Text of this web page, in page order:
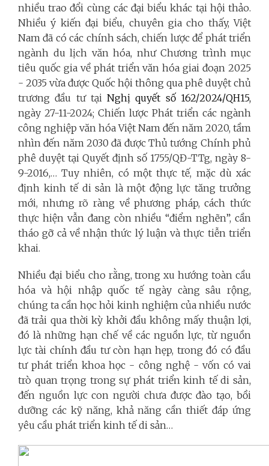
nhiều trao đổi cùng các đại biểu khác tại hội thảo.
Nhiều ý kiến đại biểu, chuyên gia cho thấy, Việt
Nam đã có các chính sách, chiến lược để phát triển
ngành du lịch văn hóa, như Chương trình mục
tiêu quốc gia về phát triển văn hóa giai đoạn 2025
- 2035 vừa được Quốc hội thông qua phê duyệt chủ
trương đầu tư tạiNghị quyết số 162/2024/QH15,
ngày 27-11-2024; Chiến lược Phát triển các ngành
công nghiệp văn hóa Việt Nam đến năm 2020, tầm
nhìn đến năm 2030 đã được Thủ tướng Chính phủ
phê duyệt tại Quyết định số 1755/QĐ-TTg, ngày 8-
9-2016,… Tuy nhiên, có một thực tế, mặc dù xác
định kinh tế di sản là một động lực tăng trưởng
mới, nhưng rõ ràng về phương pháp, cách thức
thực hiện vẫn đang còn nhiều “điểm nghẽn”, cần
tháo gỡ cả về nhận thức lý luận và thực tiễn triển
khai.
Nhiều đại biểu cho rằng, trong xu hướng toàn cầu
hóa và hội nhập quốc tế ngày càng sâu rộng,
chúng ta cần học hỏi kinh nghiệm của nhiều nước
đã trải qua thời kỳ khởi đầu không mấy thuận lợi,
đó là những hạn chế về các nguồn lực, từ nguồn
lực tài chính đầu tư còn hạn hẹp, trong đó có đầu
tư phát triển khoa học - công nghệ - vốn có vai
trò quan trọng trong sự phát triển kinh tế di sản,
đến nguồn lực con người chưa được đào tạo, bồi
dưỡng các kỹ năng, khả năng cần thiết đáp ứng
yêu cầu phát triển kinh tế di sản…